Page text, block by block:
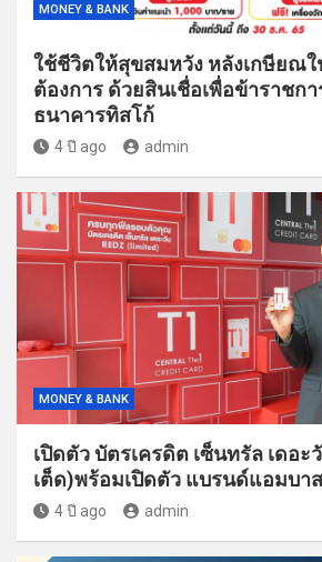
MONEY & BANK
ใช้ชีวิตให้สุขสมหวัง หลังเกษียณ
ต้องการ ด้วยสินเชื่อเพื่อข้าราชก
ธนาคารทิสโก้
4 ปี ago admin
MONEY & BANK
เปิดตัว บัตรเครดิต เซ็นทรัล เดอะ
เต็ด)พร้อมเปิดตัว แบรนด์แอมบา
4 ปี ago admin